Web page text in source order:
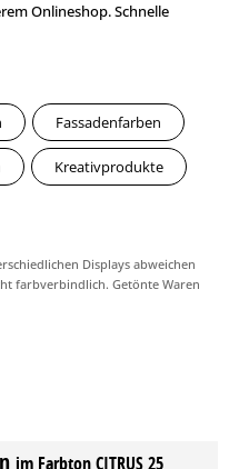
Onlineshop. Schnelle
Fassadenfarben
Kreativprodukte
Displays abweichen
farbverbindlich. Getönte Waren
im Farbton CITRUS 25